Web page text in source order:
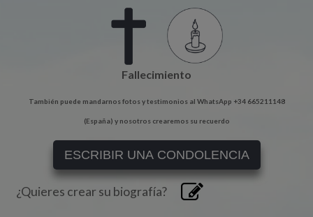
Fallecimiento
También puede mandarnos fotos y testimonios al WhatsApp +34 665211148
(España) y nosotros crearemos su recuerdo
ESCRIBIR UNA CONDOLENCIA
¿Quieres crear su biografía?